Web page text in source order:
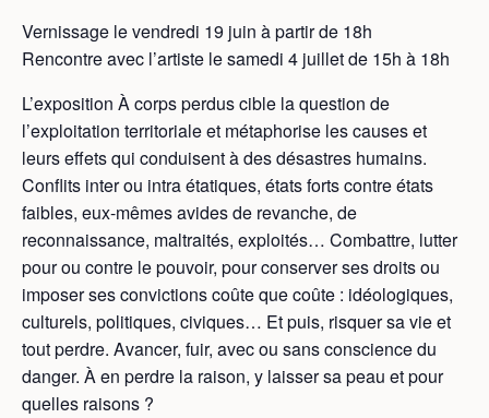
Vernissage le vendredi 19 juin à partir de 18h
Rencontre avec l’artiste le samedi 4 juillet de 15h à 18h
L’exposition À corps perdus cible la question de
l’exploitation territoriale et métaphorise les causes et
leurs effets qui conduisent à des désastres humains.
Conflits inter ou intra étatiques, états forts contre états
faibles, eux-mêmes avides de revanche, de
reconnaissance, maltraités, exploités… Combattre, lutter
pour ou contre le pouvoir, pour conserver ses droits ou
imposer ses convictions coûte que coûte : idéologiques,
culturels, politiques, civiques… Et puis, risquer sa vie et
tout perdre. Avancer, fuir, avec ou sans conscience du
danger. À en perdre la raison, y laisser sa peau et pour
quelles raisons ?